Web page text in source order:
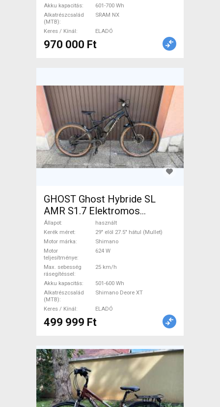
Akku kapacitás
601-700 Wh
Alkatrészcsalád
(MTB)
SRAM NX
Keres / Kínál ELADÓ
970 000 Ft
GHOST Ghost Hybride SL
AMR S1.7 Elektromos
Mountain Bike 29" elöl 27.5"
hátul (Mullet) össztelós /
fully Shimano Shimano Deore
XT használt ELADÓ
Állapot
használt
Kerék méret
29" elöl 27.5" hátul (Mullet)
Motor márka
Shimano
Motor
teljesítménye
624 W
Max. sebesség
rásegítéssel
25 km/h
Akku kapacitás
501-600 Wh
Alkatrészcsalád
(MTB)
Shimano Deore XT
Keres / Kínál ELADÓ
499 999 Ft